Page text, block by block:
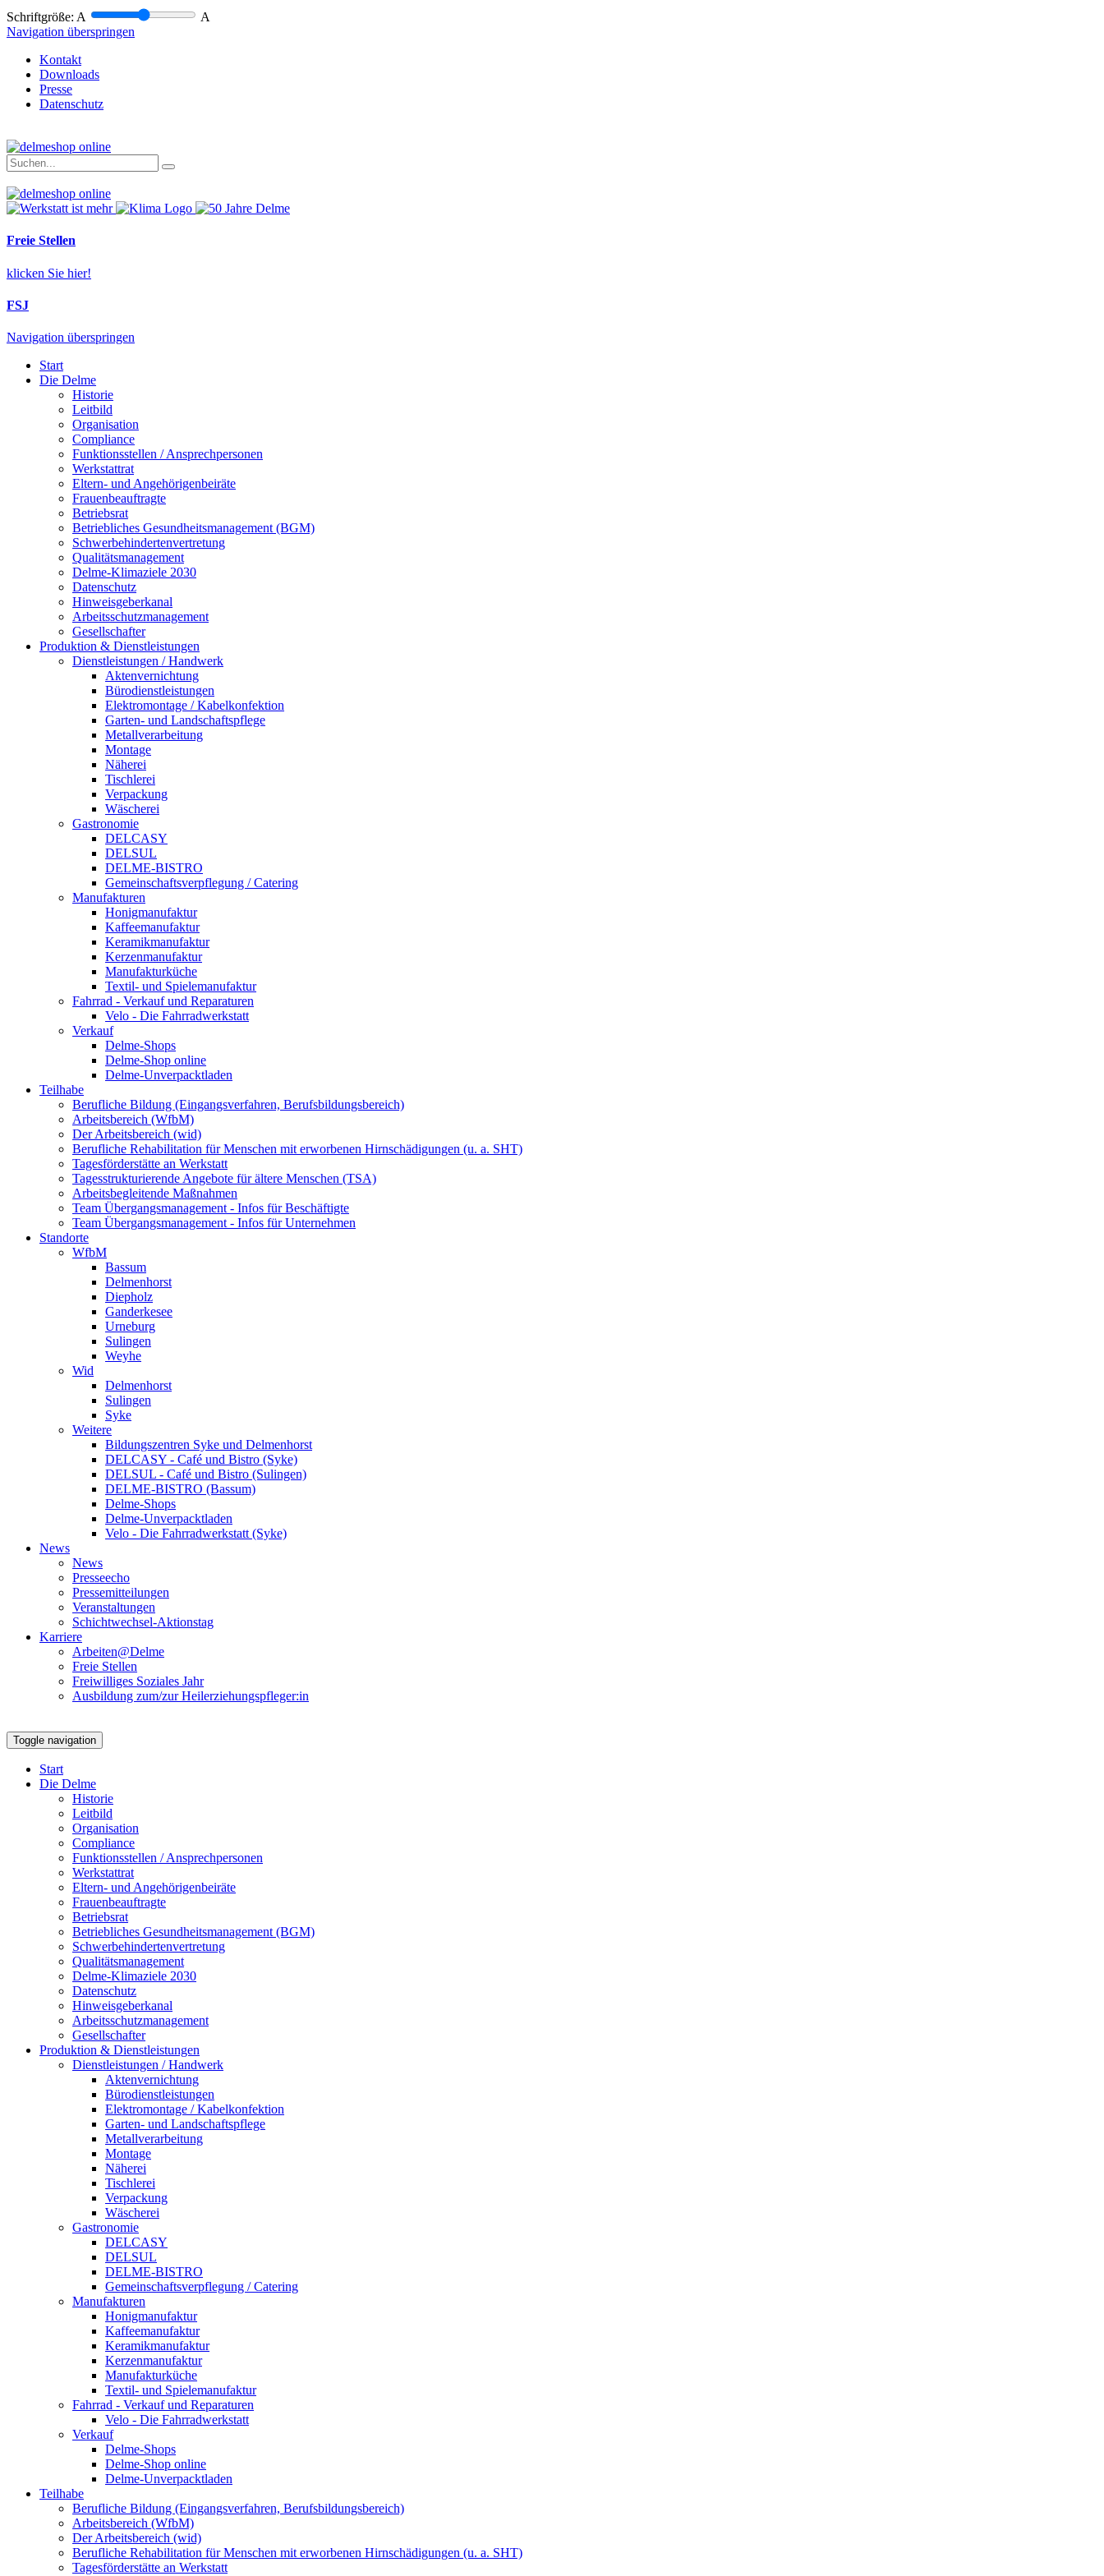
Schriftgröße: A
A
Navigation überspringen
Kontakt
Downloads
Presse
Datenschutz
Freie Stellen
klicken Sie hier!
FSJ
Navigation überspringen
Start
Die Delme
Historie
Leitbild
Organisation
Compliance
Funktionsstellen / Ansprechpersonen
Werkstattrat
Eltern- und Angehörigenbeiräte
Frauenbeauftragte
Betriebsrat
Betriebliches Gesundheitsmanagement (BGM)
Schwerbehindertenvertretung
Qualitätsmanagement
Delme-Klimaziele 2030
Datenschutz
Hinweisgeberkanal
Arbeitsschutzmanagement
Gesellschafter
Produktion & Dienstleistungen
Dienstleistungen / Handwerk
Aktenvernichtung
Bürodienstleistungen
Elektromontage / Kabelkonfektion
Garten- und Landschaftspflege
Metallverarbeitung
Montage
Näherei
Tischlerei
Verpackung
Wäscherei
Gastronomie
DELCASY
DELSUL
DELME-BISTRO
Gemeinschaftsverpflegung / Catering
Manufakturen
Honigmanufaktur
Kaffeemanufaktur
Keramikmanufaktur
Kerzenmanufaktur
Manufakturküche
Textil- und Spielemanufaktur
Fahrrad - Verkauf und Reparaturen
Velo - Die Fahrradwerkstatt
Verkauf
Delme-Shops
Delme-Shop online
Delme-Unverpacktladen
Teilhabe
Berufliche Bildung (Eingangsverfahren, Berufsbildungsbereich)
Arbeitsbereich (WfbM)
Der Arbeitsbereich (wid)
Berufliche Rehabilitation für Menschen mit erworbenen Hirnschädigungen (u. a. SHT)
Tagesförderstätte an Werkstatt
Tagesstrukturierende Angebote für ältere Menschen (TSA)
Arbeitsbegleitende Maßnahmen
Team Übergangsmanagement - Infos für Beschäftigte
Team Übergangsmanagement - Infos für Unternehmen
Standorte
WfbM
Bassum
Delmenhorst
Diepholz
Ganderkesee
Urneburg
Sulingen
Weyhe
Wid
Delmenhorst
Sulingen
Syke
Weitere
Bildungszentren Syke und Delmenhorst
DELCASY - Café und Bistro (Syke)
DELSUL - Café und Bistro (Sulingen)
DELME-BISTRO (Bassum)
Delme-Shops
Delme-Unverpacktladen
Velo - Die Fahrradwerkstatt (Syke)
News
News
Presseecho
Pressemitteilungen
Veranstaltungen
Schichtwechsel-Aktionstag
Karriere
Arbeiten@Delme
Freie Stellen
Freiwilliges Soziales Jahr
Ausbildung zum/zur Heilerziehungspfleger:in
Toggle navigation
Start
Die Delme
Historie
Leitbild
Organisation
Compliance
Funktionsstellen / Ansprechpersonen
Werkstattrat
Eltern- und Angehörigenbeiräte
Frauenbeauftragte
Betriebsrat
Betriebliches Gesundheitsmanagement (BGM)
Schwerbehindertenvertretung
Qualitätsmanagement
Delme-Klimaziele 2030
Datenschutz
Hinweisgeberkanal
Arbeitsschutzmanagement
Gesellschafter
Produktion & Dienstleistungen
Dienstleistungen / Handwerk
Aktenvernichtung
Bürodienstleistungen
Elektromontage / Kabelkonfektion
Garten- und Landschaftspflege
Metallverarbeitung
Montage
Näherei
Tischlerei
Verpackung
Wäscherei
Gastronomie
DELCASY
DELSUL
DELME-BISTRO
Gemeinschaftsverpflegung / Catering
Manufakturen
Honigmanufaktur
Kaffeemanufaktur
Keramikmanufaktur
Kerzenmanufaktur
Manufakturküche
Textil- und Spielemanufaktur
Fahrrad - Verkauf und Reparaturen
Velo - Die Fahrradwerkstatt
Verkauf
Delme-Shops
Delme-Shop online
Delme-Unverpacktladen
Teilhabe
Berufliche Bildung (Eingangsverfahren, Berufsbildungsbereich)
Arbeitsbereich (WfbM)
Der Arbeitsbereich (wid)
Berufliche Rehabilitation für Menschen mit erworbenen Hirnschädigungen (u. a. SHT)
Tagesförderstätte an Werkstatt